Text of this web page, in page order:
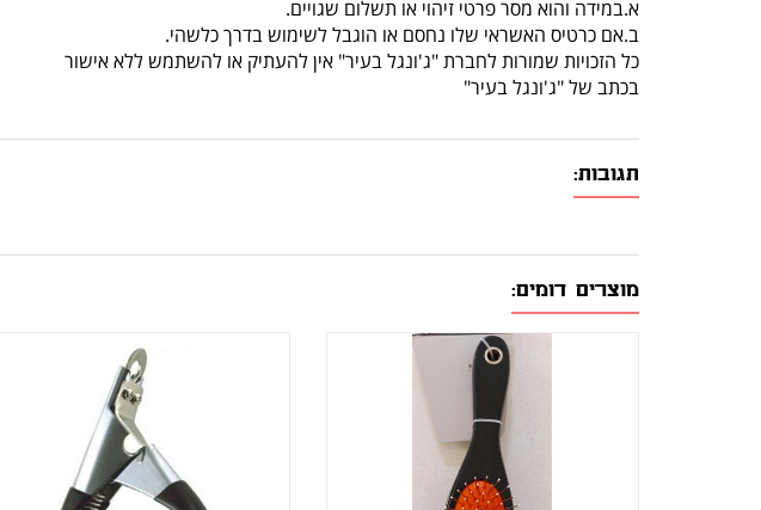
א.במידה והוא מסר פרטי זיהוי או תשלום שגויים.
ב.אם כרטיס האשראי שלו נחסם או הוגבל לשימוש בדרך כלשהי.
כל הזכויות שמורות לחברת "ג'ונגל בעיר" אין להעתיק או להשתמש ללא אישור
בכתב של "ג'ונגל בעיר"
תגובות:
מוצרים דומים: